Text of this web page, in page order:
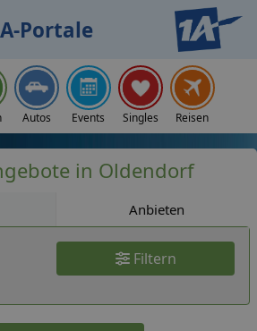
Portale
Autos Events Singles Reisen
in Oldendorf
Anbieten
Filtern